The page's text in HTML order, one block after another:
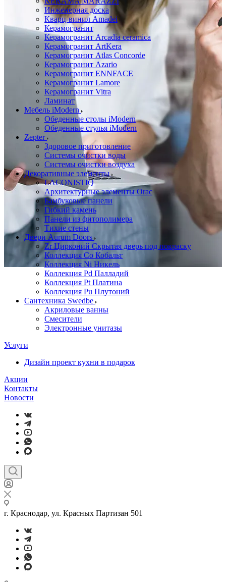
Инженерная доска
Кварц-винил Amadei
Керамогранит
Керамогранит Arcadia ceramica
Керамогранит ArtKera
Керамогранит Atlas Concorde
Керамогранит Azario
Керамогранит ENNFACE
Керамогранит Lamore
Керамогранит Vitra
Ламинат
Мебель iModern
Обеденные столы iModern
Обеденные стулья iModern
Zepter
Здоровое приготовление
Системы очистки воды
Системы очистки воздуха
Декоративные элементы
LACONISTIQ
Архитектурные элементы Orac
Бамбуковые панели
Гибкий камень
Панели из фитополимера
Тихие стены
Двери Aurum Doors
Zr Цирконий Скрытая дверь под покраску
Коллекция Co Кобальт
Коллекция Ni Никель
Коллекция Pd Палладий
Коллекция Pt Платина
Коллекция Pu Плутоний
Сантехника Swedbe
Акриловые ванны
Смесители
Электронные унитазы
Услуги
Дизайн проект кухни в подарок
Акции
Контакты
Новости
г. Краснодар, ул. Красных Партизан 501